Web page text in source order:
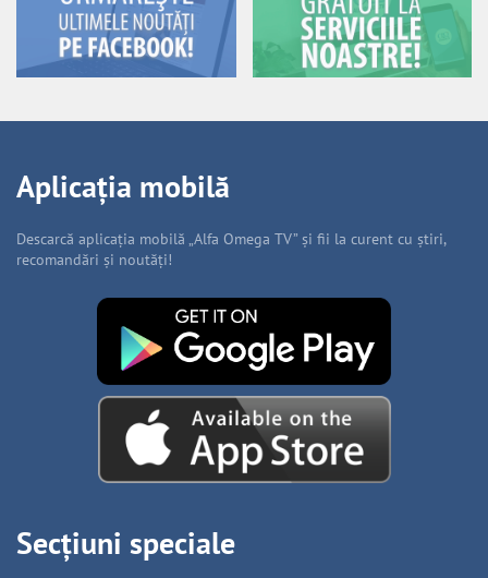
Aplicația mobilă
Descarcă aplicația mobilă „Alfa Omega TV” și fii la curent cu știri,
recomandări și noutăți!
Secțiuni speciale